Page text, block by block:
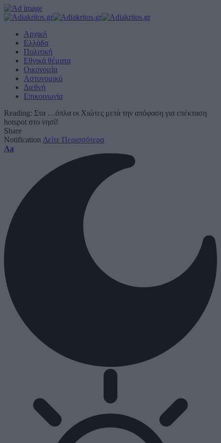
Αρχική
Ελλάδα
Πολιτική
Εθνικά θέματα
Οικονομία
Αστυνομικό
Διεθνή
Επικοινωνία
Reading: Στα …όπλα οι Χιώτες μετά την απόφαση για επέκταση
hotspot στο νησί!
Share
Notification Δείτε Περισσότερα
Font
Aa